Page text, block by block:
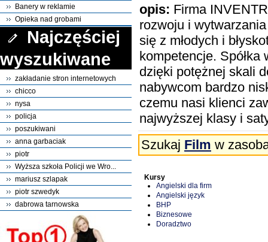
opis: Firma
rozwoju i
się z młodych i
kompetencje. Spółka
dzięki potężnej skali
nabywcom bardzo
czemu nasi klienci
najwyższej klasy i
Szukaj Film w
Kursy
Angielski dla firm
Angielski język
BHP
Biznesowe
Doradztwo
Banery w reklamie
Opieka nad grobami
Najczęściej
wyszukiwane
zakładanie stron internetowych
chicco
nysa
policja
poszukiwani
anna garbaciak
piotr
Wyższa szkoła Policji we Wro...
mariusz szlapak
piotr szwedyk
dabrowa tarnowska